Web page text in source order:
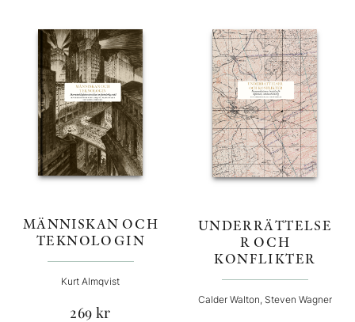
MÄNNISKAN OCH
TEKNOLOGIN
Kurt Almqvist
269 kr
UNDERRÄTTELSE
R OCH
KONFLIKTER
Calder Walton, Steven Wagner